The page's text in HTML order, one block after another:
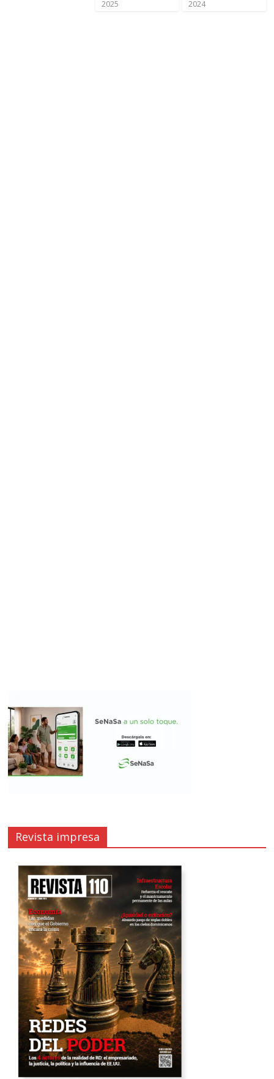
2025 2024
Revista impresa